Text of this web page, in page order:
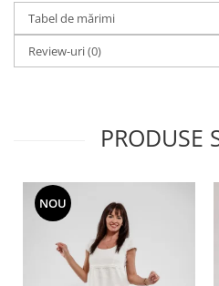
Tabel de mărimi
Review-uri(0)
PRODUSE
NOU